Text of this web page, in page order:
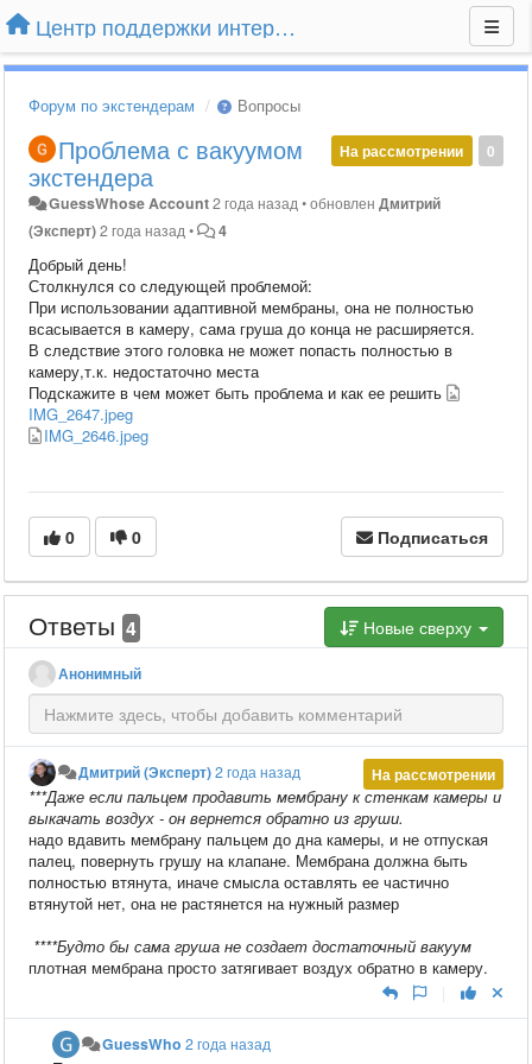
Центр поддержки интернет-магазина Extender24.ru
Форум по экстендерам Вопросы
0
На рассмотрении
Проблема с вакуумом
экстендера
GuessWhose Account2 года назад•обновленДмитрий
(Эксперт)2 года назад• 4
Добрый день!
Столкнулся со следующей проблемой:
При использовании адаптивной мембраны, она не полностью
всасывается в камеру, сама груша до конца не расширяется.
В следствие этого головка не может попасть полностью в
камеру,т.к. недостаточно места
Подскажите в чем может быть проблема и как ее решить
IMG_2647.jpeg
IMG_2646.jpeg
0 0 Подписаться
Ответы 4 Новые сверху
Анонимный
На рассмотрении
Дмитрий (Эксперт)2 года назад
***Даже если пальцем продавить мембрану к стенкам камеры и
выкачать воздух - он вернется обратно из груши.
надо вдавить мембрану пальцем до дна камеры, и не отпуская
палец, повернуть грушу на клапане. Мембрана должна быть
полностью втянута, иначе смысла оставлять ее частично
втянутой нет, она не растянется на нужный размер
****Будто бы сама груша не создает достаточный вакуум
плотная мембрана просто затягивает воздух обратно в камеру.
GuessWho 2 года назад